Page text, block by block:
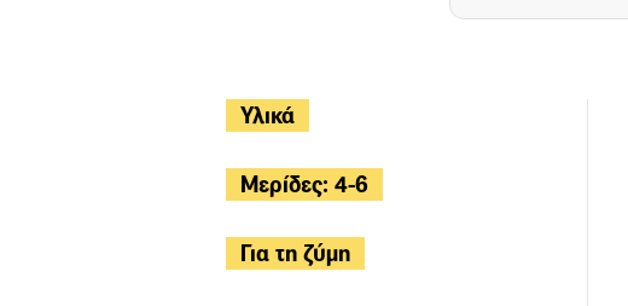
Υλικά
Μερίδες: 4-6
Για τη ζύμη